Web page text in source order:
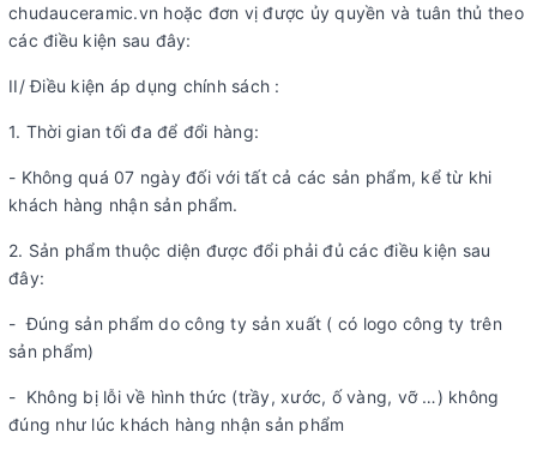
chudauceramic.vn hoặc đơn vị được ủy quyền và tuân thủ theo
các điều kiện sau đây:
II/ Điều kiện áp dụng chính sách :
1. Thời gian tối đa để đổi hàng:
- Không quá 07 ngày đối với tất cả các sản phẩm, kể từ khi
khách hàng nhận sản phẩm.
2. Sản phẩm thuộc diện được đổi phải đủ các điều kiện sau
đây:
- Đúng sản phẩm do công ty sản xuất ( có logo công ty trên
sản phẩm)
- Không bị lỗi về hình thức (trầy, xước, ố vàng, vỡ …) không
đúng như lúc khách hàng nhận sản phẩm